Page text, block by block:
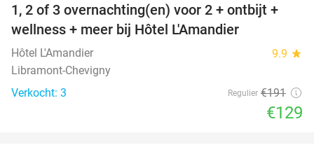
32%
TODAY
1, 2 of 3 overnachting(en) voor 2 + ontbijt +
wellness + meer bij Hôtel L'Amandier
Hôtel L'Amandier 9.9 star
Libramont-Chevigny
Verkocht: 3
Regulier €191
€129